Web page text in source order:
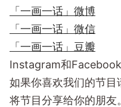
「一画一话」微博
「一画一话」微信
「一画一话」豆瓣
Instagram和Facebook
如果你喜欢我们的节目
将节目分享给你的朋友。